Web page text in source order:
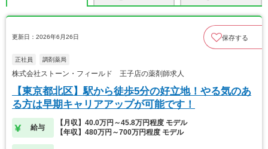
更新日：2026年6月26日 保存する
正社員 調剤薬局
株式会社ストーン・フィールド 王子店の薬剤師求人
【東京都北区】駅から徒歩5分の好立地！やる気のあ
る方は早期キャリアアップが可能です！
給与
【月収】40.0万円～45.8万円程度 モデル
【年収】480万円～700万円程度 モデル